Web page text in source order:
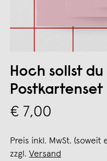
Hoch sollst
€ 7,00
Preis inkl. MwSt. (soweit
zzgl. Versand